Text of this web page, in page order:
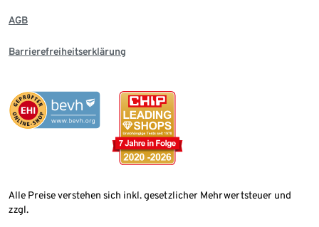
AGB
Barrierefreiheitserklärung
Alle Preise verstehen sich inkl. gesetzlicher Mehrwertsteuer und
zzgl.